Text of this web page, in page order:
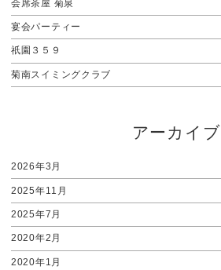
会席茶屋 菊泉
宴会パーティー
祇園３５９
菊南スイミングクラブ
アーカイブ
2026年3月
2025年11月
2025年7月
2020年2月
2020年1月